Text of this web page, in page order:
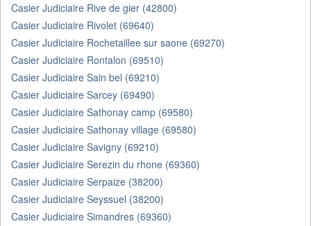
Casier Judiciaire Rive de gier (42800)
Casier Judiciaire Rivolet (69640)
Casier Judiciaire Rochetaillee sur saone (69270)
Casier Judiciaire Rontalon (69510)
Casier Judiciaire Sain bel (69210)
Casier Judiciaire Sarcey (69490)
Casier Judiciaire Sathonay camp (69580)
Casier Judiciaire Sathonay village (69580)
Casier Judiciaire Savigny (69210)
Casier Judiciaire Serezin du rhone (69360)
Casier Judiciaire Serpaize (38200)
Casier Judiciaire Seyssuel (38200)
Casier Judiciaire Simandres (69360)